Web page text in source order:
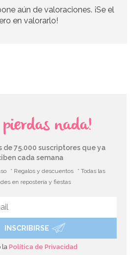
46,41€
en forma de paraguas
aún de valoraciones. ¡Se el
en valorarlo!
pierdas nada!
de 75.000 suscriptores que ya
cada semana
* Regalos y descuentos
* Todas las
en repostería y fiestas
INSCRIBIRSE
laPolítica de Privacidad